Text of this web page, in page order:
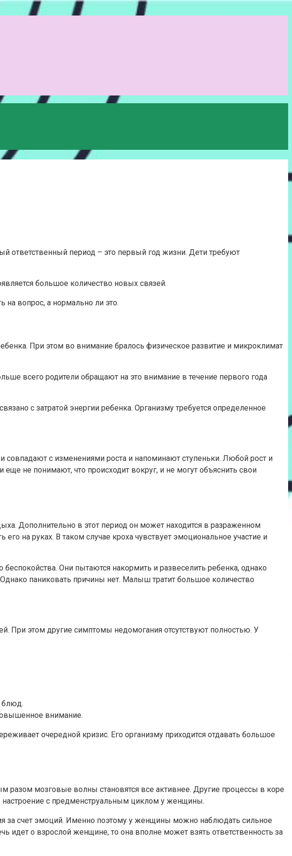
ответственный период – это первый год жизни. Дети требуют
большое количество новых связей.
на вопрос, а нормально ли это.
При этом во внимание бралось физическое развитие и микроклимат
всего родители обращают на это внимание в течение первого года
с затратой энергии ребенка. Организму требуется определенное
совпадают с изменениями роста и напоминают ступеньки. Любой рост и
не понимают, что происходит вокруг, и не могут объяснить свои
Дополнительно в этот период он может находится в разраженном
на руках. В таком случае кроха чувствует эмоциональное участие и
Они пытаются накормить и развеселить ребенка, однако
паниковать причины нет. Малыш тратит большое количество
При этом другие симптомы недомогания отсутствуют полностью. У
блюд.
внимание.
очередной кризис. Его организму приходится отдавать большое
разом мозговые волны становятся все активнее. Другие процессы в коре
с предменструальным циклом у женщины.
за счет эмоций. Именно поэтому у женщины можно наблюдать сильное
о взрослой женщине, то она вполне может взять ответственность за